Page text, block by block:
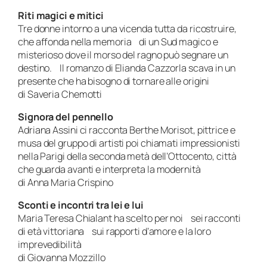
Riti magici e mitici
Tre donne intorno a una vicenda tutta da ricostruire,
che affonda nella memoria di un Sud magico e
misterioso dove il morso del ragno può segnare un
destino. Il romanzo di Elianda Cazzorla scava in un
presente che ha bisogno di tornare alle origini
di Saveria Chemotti
Signora del pennello
Adriana Assini ci racconta Berthe Morisot, pittrice e
musa del gruppo di artisti poi chiamati impressionisti
nella Parigi della seconda metà dell’Ottocento, città
che guarda avanti e interpreta la modernità
di Anna Maria Crispino
Sconti e incontri tra lei e lui
Maria Teresa Chialant ha scelto per noi sei racconti
di età vittoriana sui rapporti d’amore e la loro
imprevedibilità
di Giovanna Mozzillo